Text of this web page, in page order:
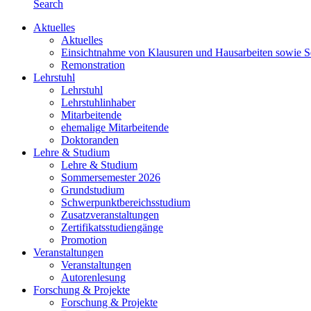
Search
Aktuelles
Aktuelles
Einsichtnahme von Klausuren und Hausarbeiten sowie
Remonstration
Lehrstuhl
Lehrstuhl
Lehrstuhlinhaber
Mitarbeitende
ehemalige Mitarbeitende
Doktoranden
Lehre & Studium
Lehre & Studium
Sommersemester 2026
Grundstudium
Schwerpunktbereichsstudium
Zusatzveranstaltungen
Zertifikatsstudiengänge
Promotion
Veranstaltungen
Veranstaltungen
Autorenlesung
Forschung & Projekte
Forschung & Projekte